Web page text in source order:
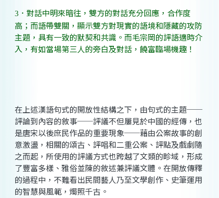
3 ．對話中明來暗往，雙方的對話充分回應，合作度
高；而語帶雙關，顯示雙方對現實的語境和隱藏的攻防
主題，具有一致的默契和共識。而毛宗岡的評語適時介
入，有如當場第三人的旁白及對話，饒富臨場機趣！
在上述漢語句式的開放性結構之下，由句式的主題──
評論到內容的敘事──評議不但屢見於中國的經傳，也
是唐宋以後庶民作品的重要現象──藉由公案故事的創
意激盪，相關的頌古、評唱和二重公案、評點及戲劇隨
之而起，所使用的評議方式也跨越了文類的畛域，形成
了豐富多樣、雅俗並陳的敘述兼評議文體。在開放傳釋
的過程中，不難看出民間藝人乃至文學創作、史筆運用
的智慧與風範，燭照千古。